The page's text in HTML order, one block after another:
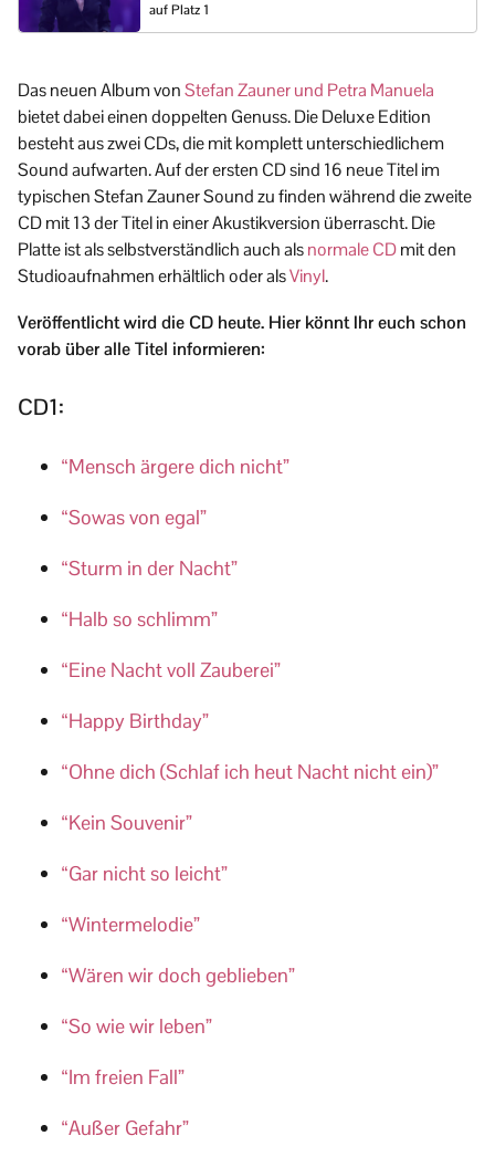
auf Platz 1
Das neuen Album vonStefan Zauner und Petra Manuela
bietet dabei einen doppelten Genuss. Die Deluxe Edition
besteht aus zwei CDs, die mit komplett unterschiedlichem
Sound aufwarten. Auf der ersten CD sind 16 neue Titel im
typischen Stefan Zauner Sound zu finden während die zweite
CD mit 13 der Titel in einer Akustikversion überrascht. Die
Platte ist als selbstverständlich auch alsnormale CDmit den
Studioaufnahmen erhältlich oder alsVinyl.
Veröffentlicht wird die CD heute. Hier könnt Ihr euch schon
vorab über alle Titel informieren:
CD1:
“Mensch ärgere dich nicht”
“Sowas von egal”
“Sturm in der Nacht”
“Halb so schlimm”
“Eine Nacht voll Zauberei”
“Happy Birthday”
“Ohne dich (Schlaf ich heut Nacht nicht ein)”
“Kein Souvenir”
“Gar nicht so leicht”
“Wintermelodie”
“Wären wir doch geblieben”
“So wie wir leben”
“Im freien Fall”
“Außer Gefahr”